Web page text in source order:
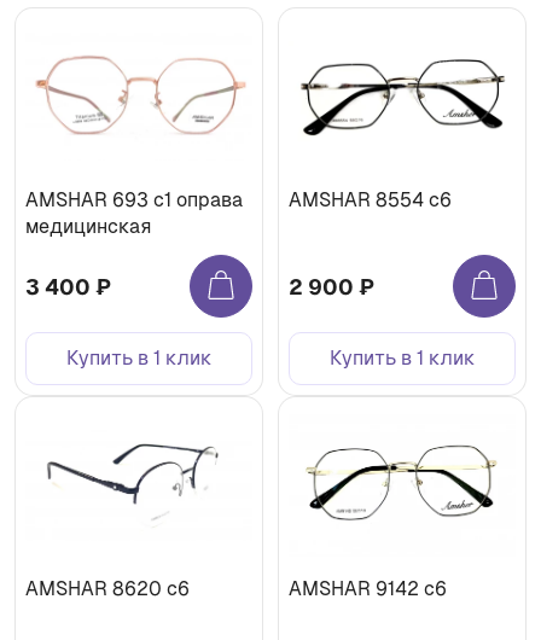
AMSHAR 693 c1 оправа
медицинская
3 400 ₽
Купить в 1 клик
AMSHAR 8554 c6
2 900 ₽
Купить в 1 клик
AMSHAR 8620 c6 AMSHAR 9142 c6